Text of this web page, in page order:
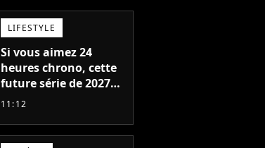
LIFESTYLE
Si vous aimez 24
heures chrono, cette
future série de 2027
va devenir votre
11:12